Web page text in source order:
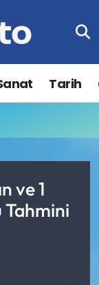
Tarih
ve 1
Tahmini